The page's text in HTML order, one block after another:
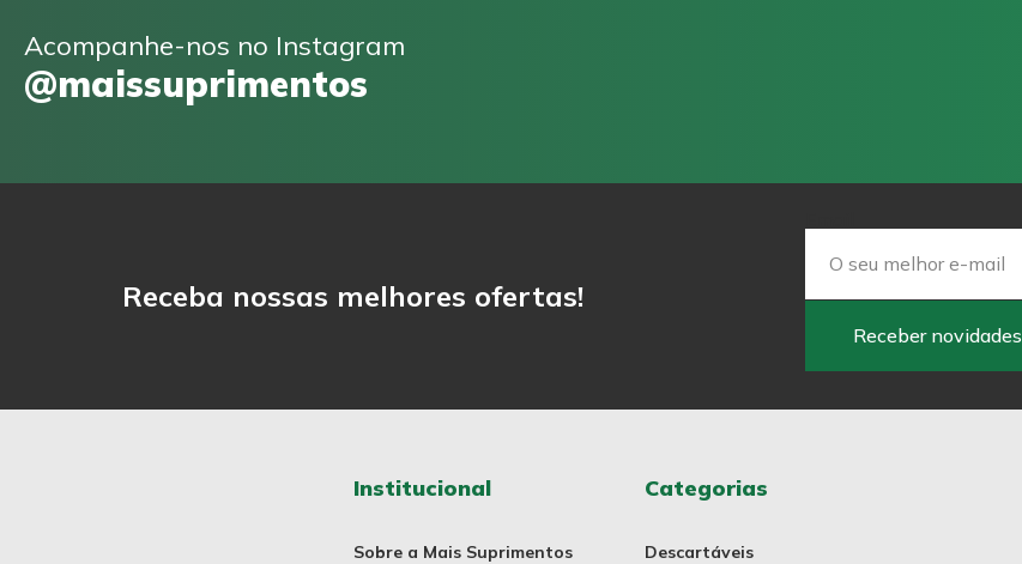
Acompanhe-nos no Instagram
@maissuprimentos
Receba nossas melhores ofertas!
Receber novidades
Institucional
Sobre a Mais Suprimentos
Categorias
Descartáveis